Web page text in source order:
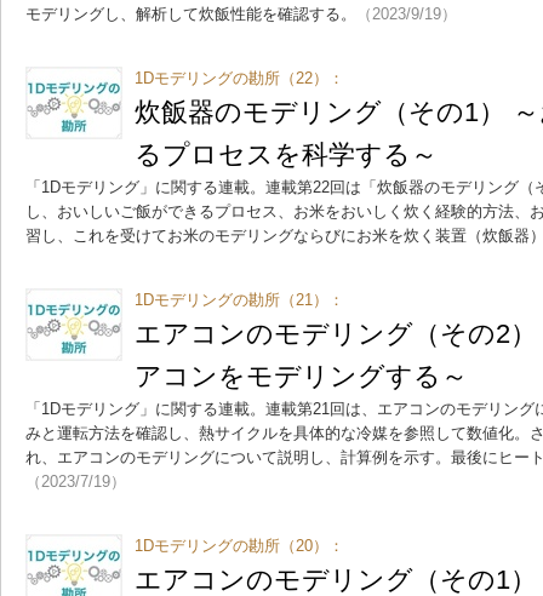
モデリングし、解析して炊飯性能を確認する。
（2023/9/19）
1Dモデリングの勘所（22）：
炊飯器のモデリング（その1）
るプロセスを科学する～
「1Dモデリング」に関する連載。連載第22回は「炊飯器のモデリング
し、おいしいご飯ができるプロセス、お米をおいしく炊く経験的方法、
習し、これを受けてお米のモデリングならびにお米を炊く装置（炊飯器
1Dモデリングの勘所（21）：
エアコンのモデリング（その2
アコンをモデリングする～
「1Dモデリング」に関する連載。連載第21回は、エアコンのモデリン
みと運転方法を確認し、熱サイクルを具体的な冷媒を参照して数値化。
れ、エアコンのモデリングについて説明し、計算例を示す。最後にヒー
（2023/7/19）
1Dモデリングの勘所（20）：
エアコンのモデリング（その1